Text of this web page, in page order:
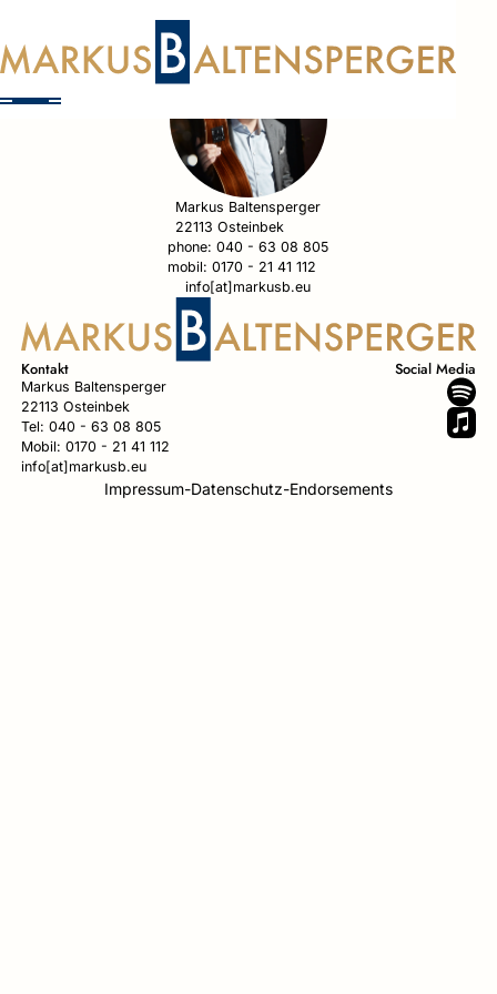
Markus Baltensperger
22113 Osteinbek
phone: 040 - 63 08 805
mobil: 0170 - 21 41 112
info[at]markusb.eu
Kontakt
Markus Baltensperger
22113 Osteinbek
Tel: 040 - 63 08 805
Mobil: 0170 - 21 41 112
info[at]markusb.eu
Social Media
Impressum-Datenschutz-Endorsements